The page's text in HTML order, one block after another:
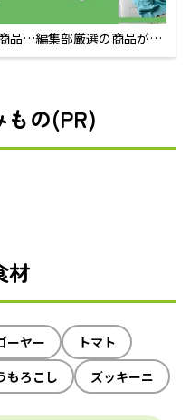
品…編集部厳選の商品が買
もの(PR)
材
ーヤー
トマト
もろこし ズッキーニ